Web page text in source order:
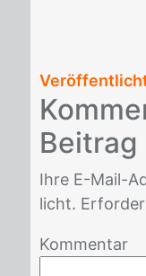
Bei­trag
Ihre E-Mail-
licht.
Kommentar